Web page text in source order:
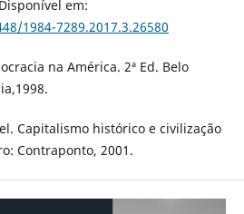
em:
1984-7289.2017.3.26580
na América. 2ª Ed. Belo
Capitalismo histórico e civilização
Contraponto, 2001.